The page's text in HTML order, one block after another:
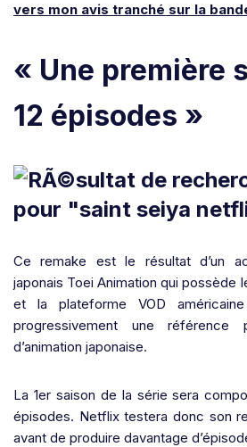
vers mon avis tranché sur la
« Une première
12 épisodes »
Ce remake est le résultat d’un
japonais Toei Animation qui possède
et la plateforme VOD
progressivement une référence
d’animation japonaise.
La 1er saison de la série sera
épisodes. Netflix testera donc son
avant de produire davantage